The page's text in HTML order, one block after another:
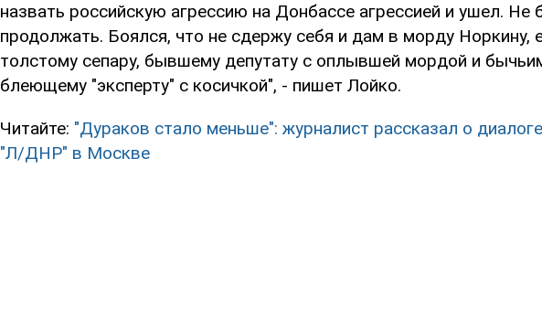
назвать российскую агрессию на Донбассе агрессией и ушел.
продолжать. Боялся, что не сдержу себя и дам в морду Норкину,
толстому сепару, бывшему депутату с оплывшей мордой и
блеющему "эксперту" с косичкой", - пишет Лойко.
Читайте: "Дураков стало меньше": журналист рассказал о
"Л/ДНР" в Москве